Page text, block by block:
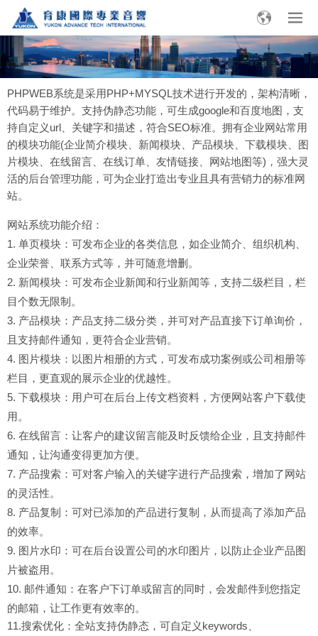
PHPWEB系统是采用PHP+MYSQL技术进行开发的，架构清晰，
代码易于维护。支持伪静态功能，可生成google和百度地图，支
持自定义url、关键字和描述，符合SEO标准。拥有企业网站常用
的模块功能(企业简介模块、新闻模块、产品模块、下载模块、图
片模块、在线留言、在线订单、友情链接、网站地图等)，强大灵
活的后台管理功能，可为企业打造出专业且具有营销力的标准网
站。
网站系统功能介绍：
1. 单页模块：可发布企业的各类信息，如企业简介、组织机构、
企业荣誉、联系方式等，并可随意增删。
2. 新闻模块：可发布企业新闻和行业新闻等，支持二级栏目，栏
目个数无限制。
3. 产品模块：产品支持二级分类，并可对产品直接下订单询价，
且支持邮件通知，更符合企业营销。
4. 图片模块：以图片相册的方式，可发布成功案例或公司相册等
栏目，更直观的展示企业的优越性。
5. 下载模块：用户可在后台上传文档资料，方便网站客户下载使
用。
6. 在线留言：让客户的建议留言能及时反馈给企业，且支持邮件
通知，让沟通变得更加方便。
7. 产品搜索：可对客户输入的关键字进行产品搜索，增加了网站
的灵活性。
8. 产品复制：可对已添加的产品进行复制，从而提高了添加产品
的效率。
9. 图片水印：可在后台设置公司的水印图片，以防止企业产品图
片被盗用。
10. 邮件通知：在客户下订单或留言的同时，会发邮件到您指定
的邮箱，让工作更有效率的。
11.搜索优化：全站支持伪静态，可自定义keywords、